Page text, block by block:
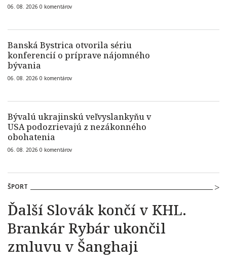
06. 08. 2026 0 komentárov
Banská Bystrica otvorila sériu
konferencií o príprave nájomného
bývania
06. 08. 2026 0 komentárov
Bývalú ukrajinskú veľvyslankyňu v
USA podozrievajú z nezákonného
obohatenia
06. 08. 2026 0 komentárov
ŠPORT